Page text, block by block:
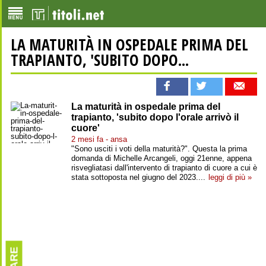
LA MATURITÀ IN OSPEDALE PRIMA DEL
TRAPIANTO, 'SUBITO DOPO...
La maturità in ospedale prima del
trapianto, 'subito dopo l'orale arrivò il
cuore'
2 mesi fa - ansa
"Sono usciti i voti della maturità?". Questa la prima
domanda di Michelle Arcangeli, oggi 21enne, appena
risvegliatasi dall'intervento di trapianto di cuore a cui è
stata sottoposta nel giugno del 2023.... leggi di più »